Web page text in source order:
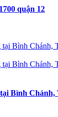
quận 12
Bình Chánh,